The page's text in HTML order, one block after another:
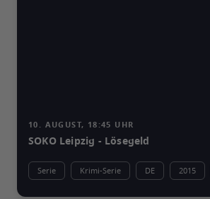
10. AUGUST, 18:45 UHR
SOKO Leipzig - Lösegeld
Serie Krimi-Serie DE 2015